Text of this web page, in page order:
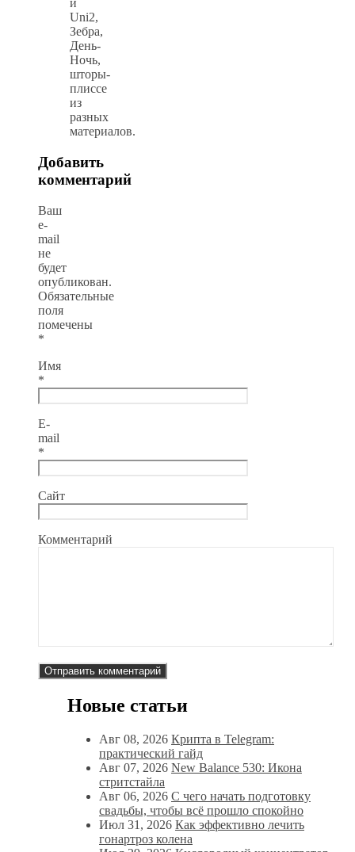
и
Uni2,
Зебра,
День-
Ночь,
шторы-
плиссе
из
разных
материалов.
Добавить
комментарий
Ваш
e-
mail
не
будет
опубликован.
Обязательные
поля
помечены
*
Имя
*
E-
mail
*
Сайт
Комментарий
Новые статьи
Авг 08, 2026 Крипта в Telegram:
практический гайд
Авг 07, 2026 New Balance 530: Икона
стритстайла
Авг 06, 2026 С чего начать подготовку
свадьбы, чтобы всё прошло спокойно
Июл 31, 2026 Как эффективно лечить
гонартроз колена